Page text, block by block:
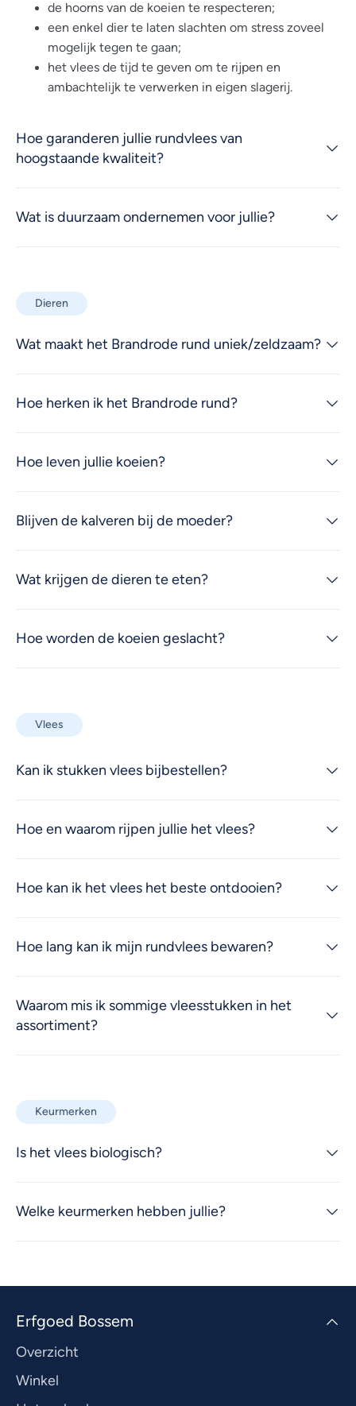
de hoorns van de koeien te respecteren;
een enkel dier te laten slachten om stress zoveel
mogelijk tegen te gaan;
het vlees de tijd te geven om te rijpen en
ambachtelijk te verwerken in eigen slagerij.
Hoe garanderen jullie rundvlees van
hoogstaande kwaliteit?
Wat is duurzaam ondernemen voor jullie?
Dieren
Wat maakt het Brandrode rund uniek/zeldzaam?
Hoe herken ik het Brandrode rund?
Hoe leven jullie koeien?
Blijven de kalveren bij de moeder?
Wat krijgen de dieren te eten?
Hoe worden de koeien geslacht?
Vlees
Kan ik stukken vlees bijbestellen?
Hoe en waarom rijpen jullie het vlees?
Hoe kan ik het vlees het beste ontdooien?
Hoe lang kan ik mijn rundvlees bewaren?
Waarom mis ik sommige vleesstukken in het
assortiment?
Keurmerken
Is het vlees biologisch?
Welke keurmerken hebben jullie?
Erfgoed Bossem
Overzicht
Winkel